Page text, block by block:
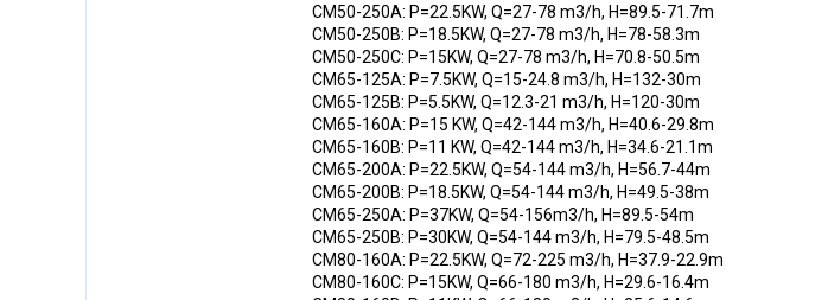
CM50-250A: P=22.5KW, Q=27-78 m3/h, H=89.5-71.7m
CM50-250B: P=18.5KW, Q=27-78 m3/h, H=78-58.3m
CM50-250C: P=15KW, Q=27-78 m3/h, H=70.8-50.5m
CM65-125A: P=7.5KW, Q=15-24.8 m3/h, H=132-30m
CM65-125B: P=5.5KW, Q=12.3-21 m3/h, H=120-30m
CM65-160A: P=15 KW, Q=42-144 m3/h, H=40.6-29.8m
CM65-160B: P=11 KW, Q=42-144 m3/h, H=34.6-21.1m
CM65-200A: P=22.5KW, Q=54-144 m3/h, H=56.7-44m
CM65-200B: P=18.5KW, Q=54-144 m3/h, H=49.5-38m
CM65-250A: P=37KW, Q=54-156m3/h, H=89.5-54m
CM65-250B: P=30KW, Q=54-144 m3/h, H=79.5-48.5m
CM80-160A: P=22.5KW, Q=72-225 m3/h, H=37.9-22.9m
CM80-160C: P=15KW, Q=66-180 m3/h, H=29.6-16.4m